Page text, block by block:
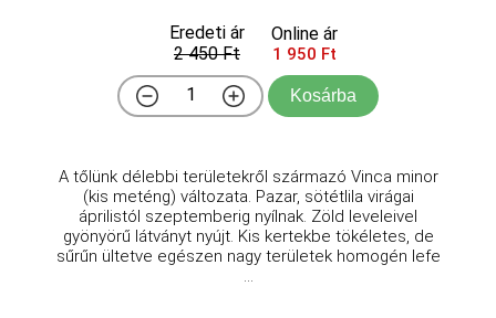
Eredeti ár
2 450 Ft
Online ár
1 950 Ft
Kosárba
A tőlünk délebbi területekről származó Vinca minor
(kis meténg) változata. Pazar, sötétlila virágai
áprilistól szeptemberig nyílnak. Zöld leveleivel
gyönyörű látványt nyújt. Kis kertekbe tökéletes, de
sűrűn ültetve egészen nagy területek homogén lefe
...